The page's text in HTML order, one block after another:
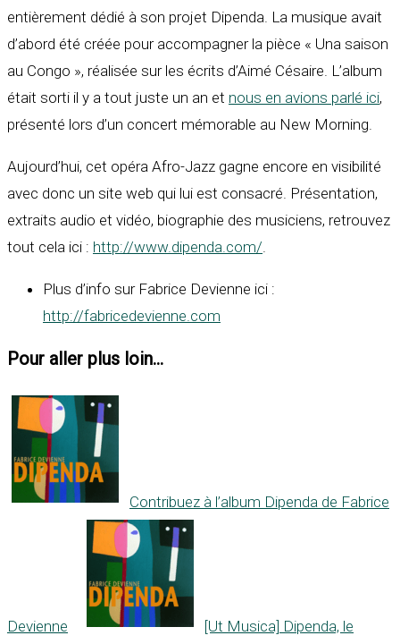
entièrement dédié à son projet Dipenda. La musique avait
d’abord été créée pour accompagner la pièce « Una saison
au Congo », réalisée sur les écrits d’Aimé Césaire. L’album
était sorti il y a tout juste un an et nous en avions parlé ici,
présenté lors d’un concert mémorable au New Morning.
Aujourd’hui, cet opéra Afro-Jazz gagne encore en visibilité
avec donc un site web qui lui est consacré. Présentation,
extraits audio et vidéo, biographie des musiciens, retrouvez
tout cela ici : http://www.dipenda.com/
Plus d’info sur Fabrice Devienne ici :
http://fabricedevienne.com
Pour aller plus loin...
Contribuez à l’album Dipenda de Fabrice
Devienne [Ut Musica] Dipenda, le